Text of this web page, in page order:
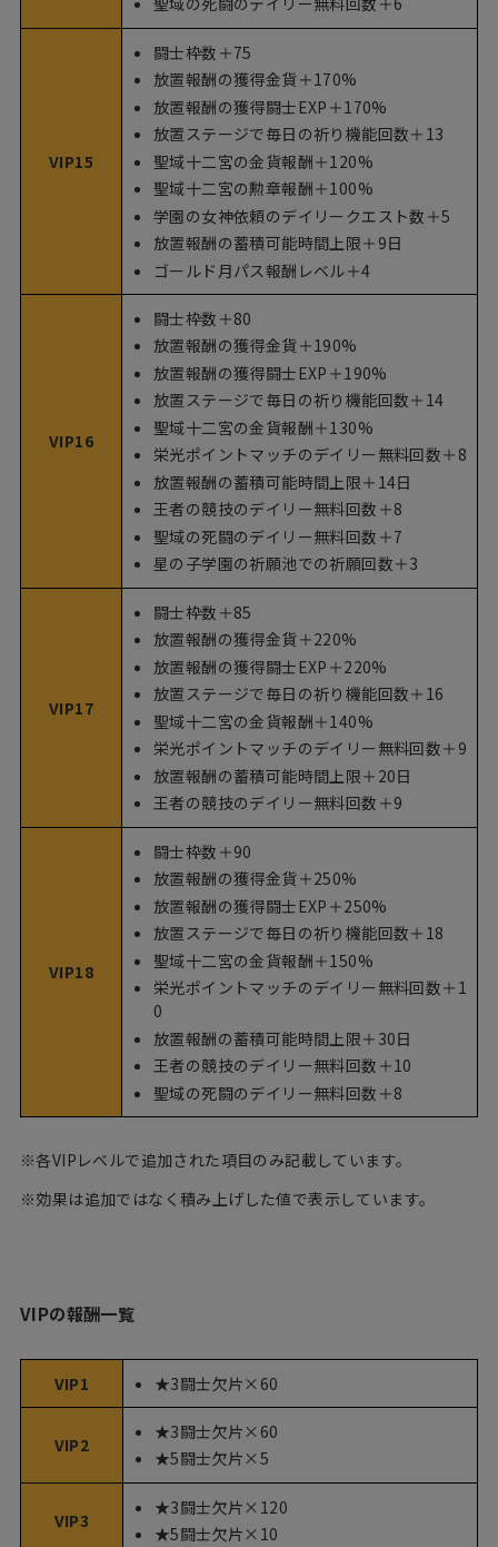
VIP15
闘士枠数＋75
放置報酬の獲得金貨＋170%
放置報酬の獲得闘士EXP＋170%
放置ステージで毎日の祈り機能回数＋13
聖域十二宮の金貨報酬＋120%
聖域十二宮の勲章報酬＋100%
学園の女神依頼のデイリークエスト数＋5
放置報酬の蓄積可能時間上限＋9日
ゴールド月パス報酬レベル＋4
VIP16
闘士枠数＋80
放置報酬の獲得金貨＋190%
放置報酬の獲得闘士EXP＋190%
放置ステージで毎日の祈り機能回数＋14
聖域十二宮の金貨報酬＋130%
栄光ポイントマッチのデイリー無料回数＋8
放置報酬の蓄積可能時間上限＋14日
王者の競技のデイリー無料回数＋8
聖域の死闘のデイリー無料回数＋7
星の子学園の祈願池での祈願回数＋3
VIP17
闘士枠数＋85
放置報酬の獲得金貨＋220%
放置報酬の獲得闘士EXP＋220%
放置ステージで毎日の祈り機能回数＋16
聖域十二宮の金貨報酬＋140%
栄光ポイントマッチのデイリー無料回数＋9
放置報酬の蓄積可能時間上限＋20日
王者の競技のデイリー無料回数＋9
VIP18
闘士枠数＋90
放置報酬の獲得金貨＋250%
放置報酬の獲得闘士EXP＋250%
放置ステージで毎日の祈り機能回数＋18
聖域十二宮の金貨報酬＋150%
栄光ポイントマッチのデイリー無料回数＋1
0
放置報酬の蓄積可能時間上限＋30日
王者の競技のデイリー無料回数＋10
聖域の死闘のデイリー無料回数＋8
※各VIPレベルで追加された項目のみ記載しています。
※効果は追加ではなく積み上げした値で表示しています。
VIPの報酬一覧
VIP1 ★3闘士欠片×60
VIP2
★3闘士欠片×60
★5闘士欠片×5
VIP3
★3闘士欠片×120
★5闘士欠片×10